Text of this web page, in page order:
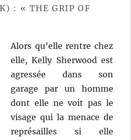
: « THE GRIP OF
Alors qu’elle rentre chez
elle, Kelly Sherwood est
agressée dans son
garage par un homme
dont elle ne voit pas le
visage qui la menace de
représailles si elle